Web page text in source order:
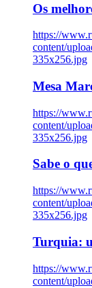
Os
https://
content/
335x256.jpg
Mesa
https://
content/
335x256.jpg
Sabe o
https://
content/
335x256.jpg
Turquia:
https://
content/